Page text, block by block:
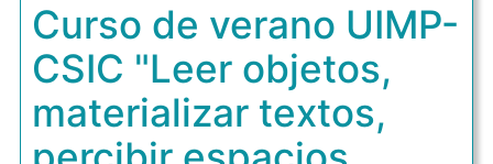
Curso de verano UIMP-
CSIC "Leer objetos,
materializar textos,